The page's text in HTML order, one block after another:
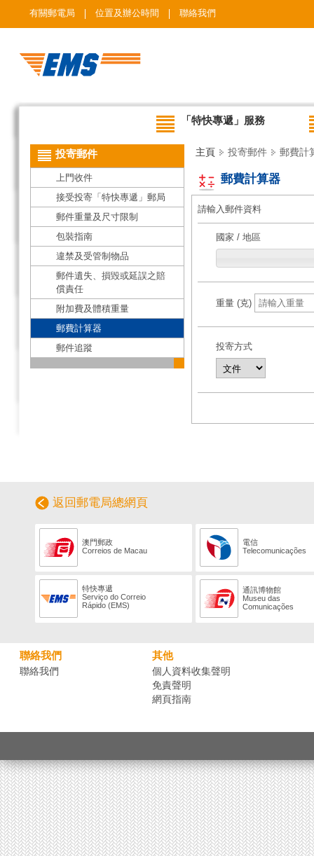
有關郵電局 位置及辦公時間 聯絡我們
「特快專遞」服務
投寄郵件
上門收件
接受投寄「特快專遞」郵局
郵件重量及尺寸限制
包裝指南
違禁及受管制物品
郵件遺失、損毀或延誤之賠
償責任
附加費及體積重量
郵費計算器
郵件追蹤
主頁 投寄郵件 郵費計
郵費計算器
請輸入郵件資料
國家 / 地區
重量 (克)
投寄方式
返回郵電局總網頁
澳門郵政
Correios de Macau
電信
Telecomunicações
特快專遞
Serviço do Correio
Rápido (EMS)
通訊博物館
Museu das
Comunicações
聯絡我們
聯絡我們
其他
個人資料收集聲明
免責聲明
網頁指南